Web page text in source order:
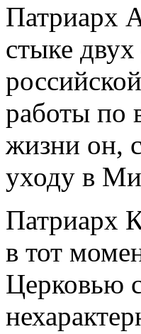
Патриарх
стыке
работы по
жизни он,
уходу в
Патриарх
в тот
Церковью